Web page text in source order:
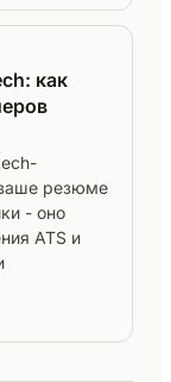
как
резюме
- оно
ATS и